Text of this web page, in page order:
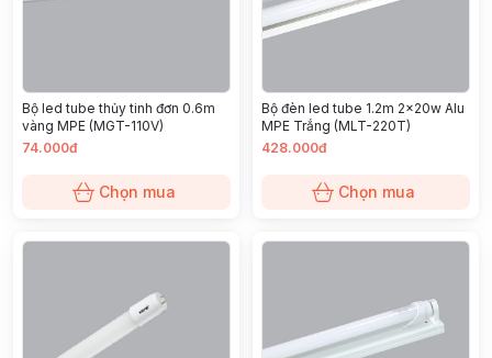
Bộ led tube thủy tinh đơn 0.6m
vàng MPE (MGT-110V)
74.000đ
Chọn mua
Bộ đèn led tube 1.2m 2x20w Alu
MPE Trắng (MLT-220T)
428.000đ
Chọn mua